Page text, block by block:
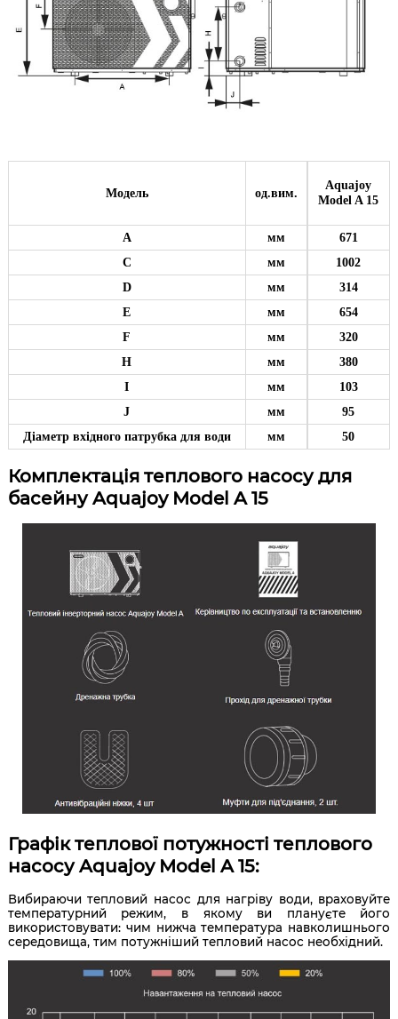
Модель од.вим.
Aquajoy
Model A 15
A мм
671
C
мм
1002
D
мм
314
E
мм
654
F
мм
320
H
мм
380
I
мм
103
J
мм
95
Діаметр вхідного патрубка для води
мм 50
Комплектація теплового насосу для
басейну Aquajoy Model A 15
Графік теплової потужності теплового
насосу Aquajoy Model A 15:
Вибираючи тепловий насос для нагріву води, враховуйте
температурний режим, в якому ви плануєте його
використовувати: чим нижча температура навколишнього
середовища, тим потужніший тепловий насос необхідний.